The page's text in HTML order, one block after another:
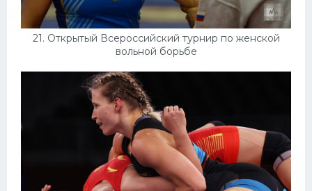
21. Открытый Всероссийский турнир по женской
вольной борьбе